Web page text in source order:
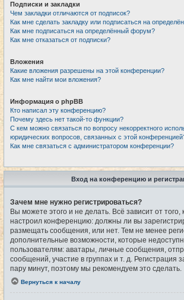
Подписки и закладки
Чем закладки отличаются от подписок?
Как мне сделать закладку или подписаться на
Как мне подписаться на определённый форум?
Как мне отказаться от подписки?
Вложения
Какие вложения разрешены на этой конференции?
Как мне найти мои вложения?
Информация о phpBB
Кто написал эту конференцию?
Почему здесь нет такой-то функции?
С кем можно связаться по вопросу некорректного
юридических вопросов, связанных с этой
Как мне связаться с администратором конференции?
Вход на конференцию и
Зачем мне нужно регистрироваться?
Вы можете этого и не делать. Всё зависит от того,
настроил конференцию: должны ли вы
размещать сообщения, или нет. Тем не менее
дополнительные возможности, которые
пользователям: аватары, личные сообщения,
сообщений, участие в группах и т. д. Регистрация
пару минут, поэтому мы рекомендуем это сделать.
Вернуться к началу